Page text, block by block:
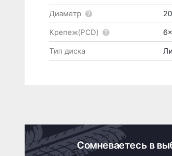
Диаметр
20
Крепеж(PCD)
Тип диска
Сомневаетесь в